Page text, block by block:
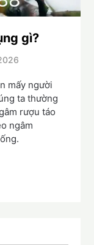
gì?
mấy người
ta thường
rượu táo
ngâm